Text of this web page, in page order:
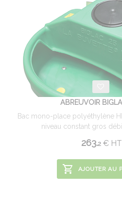
ABREUVOIR
Bac mono-place polyéthylène
niveau constant gros
263.2 € HT
AJOUTER AU